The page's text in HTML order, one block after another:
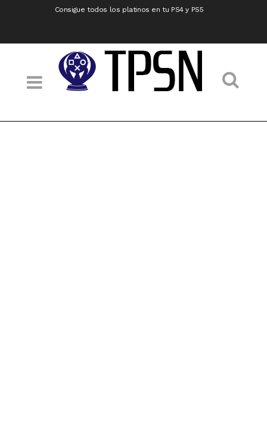
Consigue todos los platinos en tu PS4 y PS5